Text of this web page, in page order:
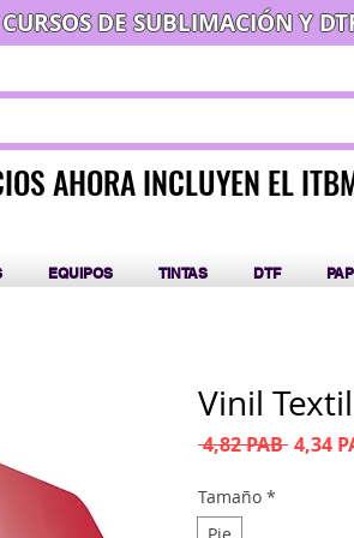
DE SUBLIMACIÓN Y
AHORA INCLUYEN EL
AHORA INCLUYEN EL
EQUIPOS TINTAS DTF
Vinil
4,82 PAB Precio
4,34
Tamaño *